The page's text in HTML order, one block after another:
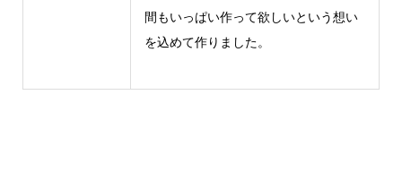
間もいっぱい作って欲しいという想い
を込めて作りました。